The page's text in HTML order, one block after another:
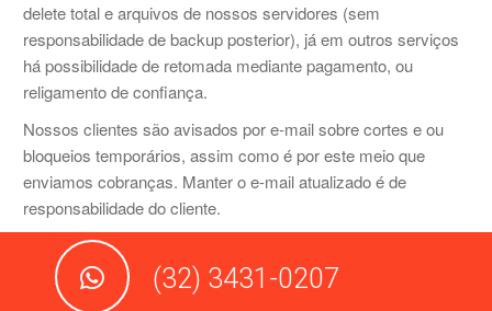
delete total e arquivos de nossos servidores (sem
responsabilidade de backup posterior), já em outros serviços
há possibilidade de retomada mediante pagamento, ou
religamento de confiança.
Nossos clientes são avisados por e-mail sobre cortes e ou
bloqueios temporários, assim como é por este meio que
enviamos cobranças. Manter o e-mail atualizado é de
responsabilidade do cliente.
(32) 3431-0207